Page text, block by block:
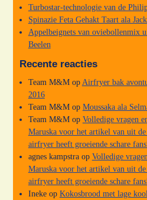
Turbostar-technologie van de
Spinazie Feta Gehakt Taart ala
Appelbeignets van oviebollenmix
Beelen
Recente reacties
Team M&MopAirfryer bak
2016
Team M&Mop Moussaka ala
Team M&Mop Volledige vragen
Maruska voor het artikel van uit
airfryer heeft groeiende schare
agnes kampstraop Volledige
Maruska voor het artikel van uit
airfryer heeft groeiende schare
Inekeop Kokosbrood met lage